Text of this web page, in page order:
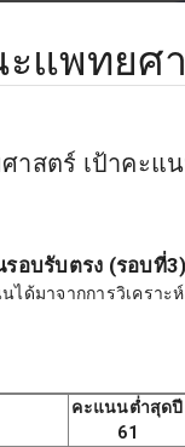
แพทยศ
สตร์ เป้าคะแ
รอบรับตรง (รอบที่3)
ด้มาจากการวิเครา
คะแนนต่ำสุดปี
61